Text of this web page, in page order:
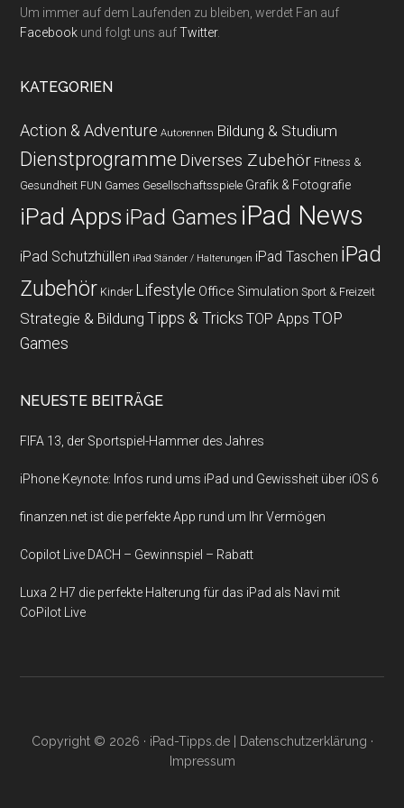
Um immer auf dem Laufenden zu bleiben, werdet Fan auf
Facebook und folgt uns aufTwitter.
KATEGORIEN
Action & Adventure Autorennen Bildung & Studium
Dienstprogramme Diverses Zubehör Fitness &
Gesundheit FUN Games Gesellschaftsspiele Grafik & Fotografie
iPad Apps iPad Games iPad News
iPad Schutzhüllen iPad Ständer / Halterungen iPad Taschen iPad
Zubehör Kinder Lifestyle Office Simulation Sport & Freizeit
Strategie & Bildung Tipps & Tricks TOP Apps TOP
Games
NEUESTE BEITRÄGE
FIFA 13, der Sportspiel-Hammer des Jahres
iPhone Keynote: Infos rund ums iPad und Gewissheit über iOS 6
finanzen.net ist die perfekte App rund um Ihr Vermögen
Copilot Live DACH – Gewinnspiel – Rabatt
Luxa 2 H7 die perfekte Halterung für das iPad als Navi mit
CoPilot Live
Copyright © 2026 · iPad-Tipps.de| Datenschutzerklärung ·
Impressum